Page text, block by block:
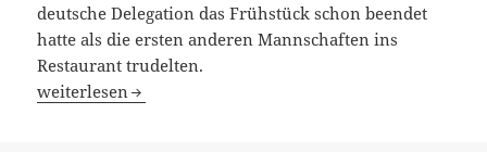
deutsche Delegation das Frühstück schon beendet
hatte als die ersten anderen Mannschaften ins
Restaurant trudelten.
Deutsches Team jetzt voll im EM-Modus
weiterlesen